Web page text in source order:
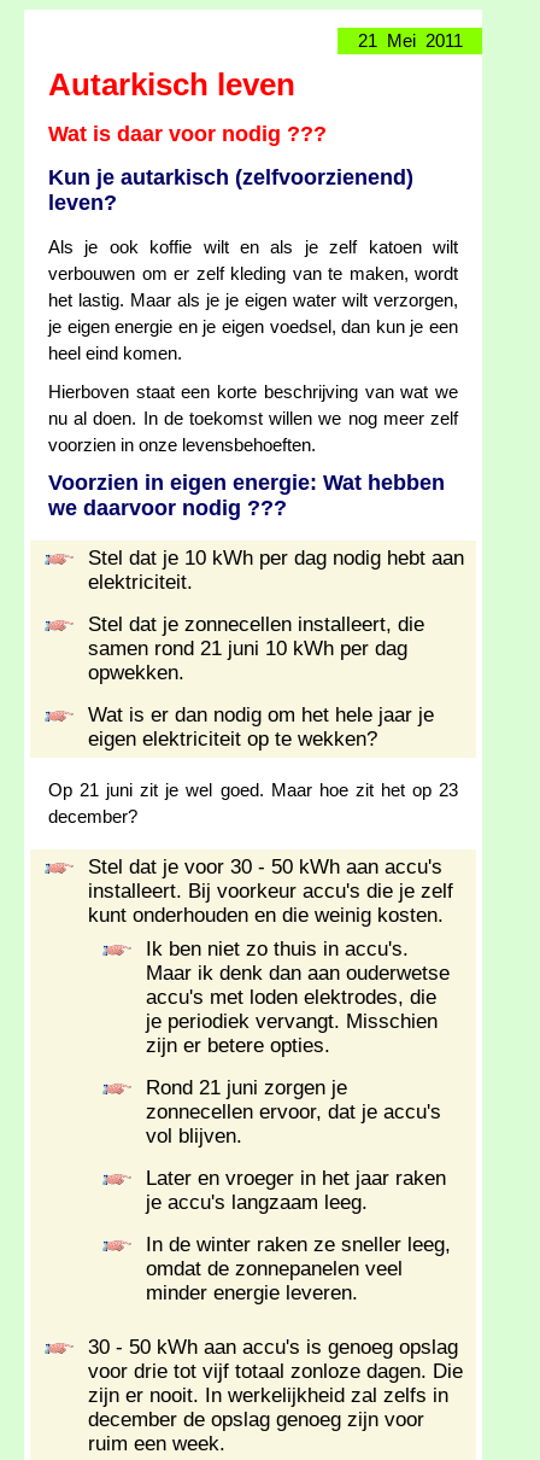
21 Mei 2011
Autarkisch leven
Wat is daar voor nodig ???
Kun je autarkisch (zelfvoorzienend)
leven?
Als je ook koffie wilt en als je zelf katoen wilt
verbouwen om er zelf kleding van te maken, wordt
het lastig. Maar als je je eigen water wilt verzorgen,
je eigen energie en je eigen voedsel, dan kun je een
heel eind komen.
Hierboven staat een korte beschrijving van wat we
nu al doen. In de toekomst willen we nog meer zelf
voorzien in onze levensbehoeften.
Voorzien in eigen energie: Wat hebben
we daarvoor nodig ???
Stel dat je 10 kWh per dag nodig hebt aan
elektriciteit.
Stel dat je zonnecellen installeert, die
samen rond 21 juni 10 kWh per dag
opwekken.
Wat is er dan nodig om het hele jaar je
eigen elektriciteit op te wekken?
Op 21 juni zit je wel goed. Maar hoe zit het op 23
december?
Stel dat je voor 30 - 50 kWh aan accu's
installeert. Bij voorkeur accu's die je zelf
kunt onderhouden en die weinig kosten.
Ik ben niet zo thuis in accu's.
Maar ik denk dan aan ouderwetse
accu's met loden elektrodes, die
je periodiek vervangt. Misschien
zijn er betere opties.
Rond 21 juni zorgen je
zonnecellen ervoor, dat je accu's
vol blijven.
Later en vroeger in het jaar raken
je accu's langzaam leeg.
In de winter raken ze sneller leeg,
omdat de zonnepanelen veel
minder energie leveren.
30 - 50 kWh aan accu's is genoeg opslag
voor drie tot vijf totaal zonloze dagen. Die
zijn er nooit. In werkelijkheid zal zelfs in
december de opslag genoeg zijn voor
ruim een week.